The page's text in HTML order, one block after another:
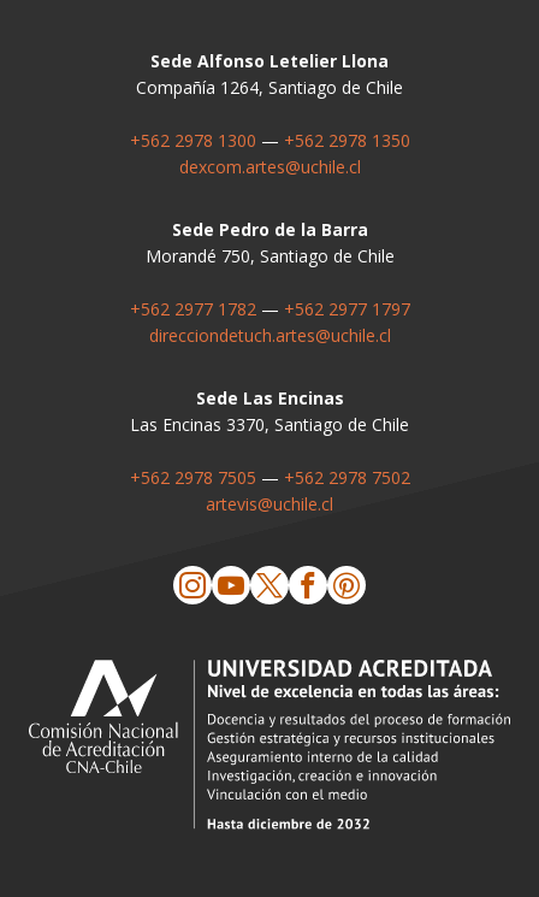
Sede Alfonso Letelier Llona
Compañía 1264, Santiago de Chile
+562 2978 1300 — +562 2978 1350
dexcom.artes@uchile.cl
Sede Pedro de la Barra
Morandé 750, Santiago de Chile
+562 2977 1782 — +562 2977 1797
direcciondetuch.artes@uchile.cl
Sede Las Encinas
Las Encinas 3370, Santiago de Chile
+562 2978 7505 — +562 2978 7502
artevis@uchile.cl